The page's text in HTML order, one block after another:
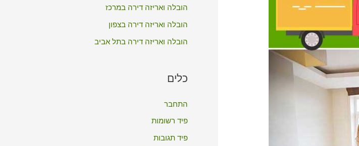
הובלה ואריזה דירה במרכז
הובלה ואריזה דירה בצפון
הובלה ואריזה דירה בתל אביב
כלים
התחבר
פיד רשומות
פיד תגובות